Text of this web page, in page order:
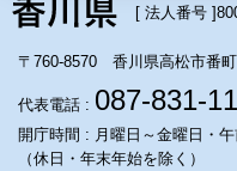
[ 法人番号 ]
〒760-8570 香川県高松市番
代表電話 : 087-831-
開庁時間 : 月曜日～金曜日・
（休日・年末年始を除く）